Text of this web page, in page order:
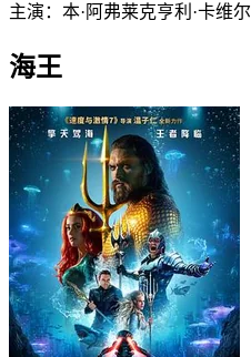
主演： 本·阿弗莱克亨利·卡维尔
海王